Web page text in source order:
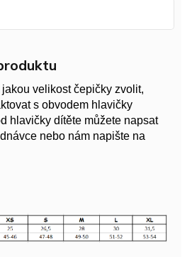
velikost čepičky zvolit,
s obvodem hlavičky
hlavičky dítěte můžete napsat
nebo nám napište na